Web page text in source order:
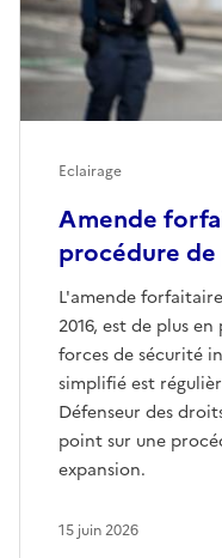
Amende
procédure
L'amende
2016, est de plus
forces de sécurité
simplifié est
Défenseur des
point sur une
expansion.
Eclairage
15 juin 2026